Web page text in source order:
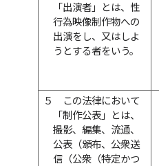
「出演者」とは、性
行為映像制作物への
出演をし、又はしよ
うとする者をいう。
５
この法律において
「制作公表」とは、
撮影、編集、流通、
公表（頒布、公衆送
信（公衆（特定かつ